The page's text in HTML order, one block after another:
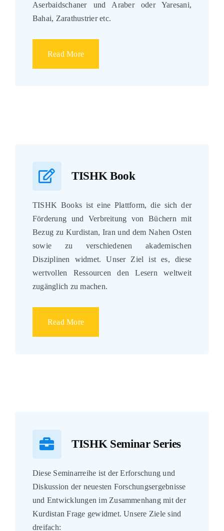
Aserbaidschaner und Araber oder Yaresani,
Bahai, Zarathustrier etc.
Read More
TISHK Book
TISHK Books ist eine Plattform, die sich der
Förderung und Verbreitung von Büchern mit
Bezug zu Kurdistan, Iran und dem Nahen Osten
sowie zu verschiedenen akademischen
Disziplinen widmet. Unser Ziel ist es, diese
wertvollen Ressourcen den Lesern weltweit
zugänglich zu machen.
Read More
TISHK Seminar Series
Diese Seminarreihe ist der Erforschung und
Diskussion der neuesten Forschungsergebnisse
und Entwicklungen im Zusammenhang mit der
Kurdistan Frage gewidmet. Unsere Ziele sind
dreifach: